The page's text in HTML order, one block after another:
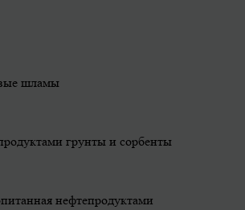
шламы
грунты и сорбенты
нефтепродуктами